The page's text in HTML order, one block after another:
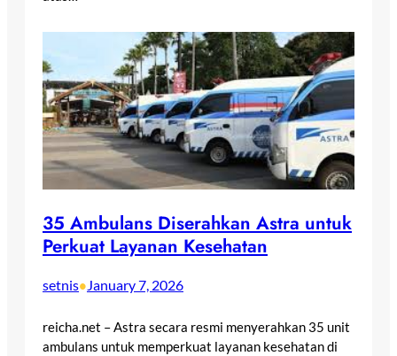
35 Ambulans Diserahkan Astra untuk
Perkuat Layanan Kesehatan
setnis•January 7, 2026
reicha.net – Astra secara resmi menyerahkan 35 unit
ambulans untuk memperkuat layanan kesehatan di